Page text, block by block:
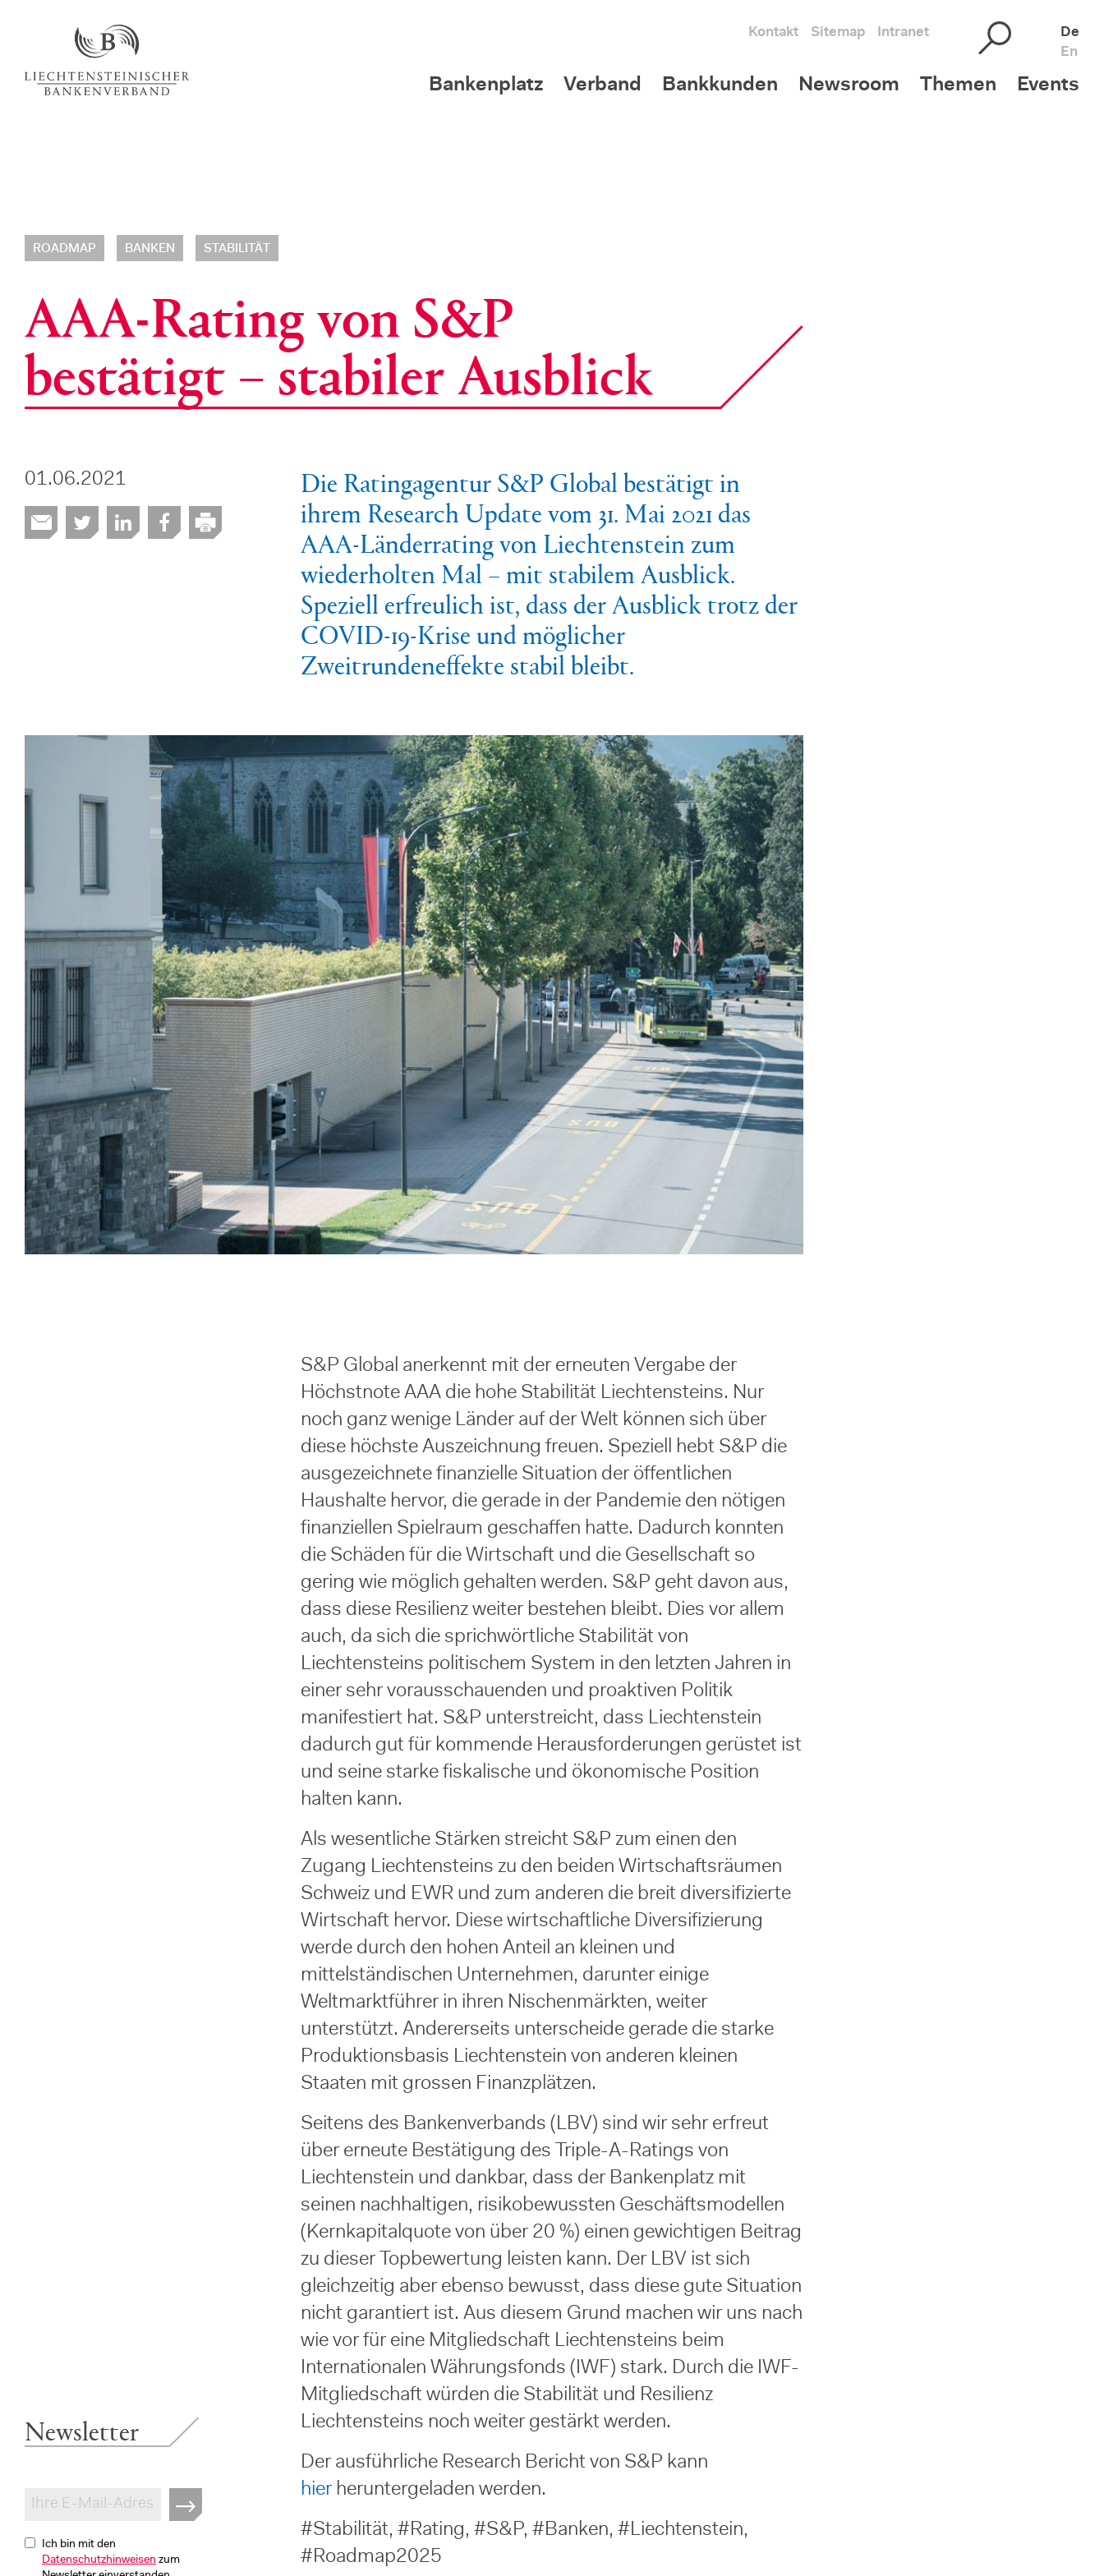
Kontakt Sitemap Intranet
De
En
Bankenplatz Verband Bankkunden Newsroom Themen Events
ROADMAP BANKEN STABILITÄT
AAA-Rating von S&P
bestätigt – stabiler Ausblick
01.06.2021
Die Ratingagentur S&P Global bestätigt in
ihrem Research Update vom 31. Mai 2021 das
AAA-Länderrating von Liechtenstein zum
wiederholten Mal – mit stabilem Ausblick.
Speziell erfreulich ist, dass der Ausblick trotz der
COVID-19-Krise und möglicher
Zweitrundeneffekte stabil bleibt.
Newsletter
Ich bin mit den
Datenschutzhinweisen zum
S&P Global anerkennt mit der erneuten Vergabe der
Höchstnote AAA die hohe Stabilität Liechtensteins. Nur
noch ganz wenige Länder auf der Welt können sich über
diese höchste Auszeichnung freuen. Speziell hebt S&P die
ausgezeichnete finanzielle Situation der öffentlichen
Haushalte hervor, die gerade in der Pandemie den nötigen
finanziellen Spielraum geschaffen hatte. Dadurch konnten
die Schäden für die Wirtschaft und die Gesellschaft so
gering wie möglich gehalten werden. S&P geht davon aus,
dass diese Resilienz weiter bestehen bleibt. Dies vor allem
auch, da sich die sprichwörtliche Stabilität von
Liechtensteins politischem System in den letzten Jahren in
einer sehr vorausschauenden und proaktiven Politik
manifestiert hat. S&P unterstreicht, dass Liechtenstein
dadurch gut für kommende Herausforderungen gerüstet ist
und seine starke fiskalische und ökonomische Position
halten kann.
Als wesentliche Stärken streicht S&P zum einen den
Zugang Liechtensteins zu den beiden Wirtschaftsräumen
Schweiz und EWR und zum anderen die breit diversifizierte
Wirtschaft hervor. Diese wirtschaftliche Diversifizierung
werde durch den hohen Anteil an kleinen und
mittelständischen Unternehmen, darunter einige
Weltmarktführer in ihren Nischenmärkten, weiter
unterstützt. Andererseits unterscheide gerade die starke
Produktionsbasis Liechtenstein von anderen kleinen
Staaten mit grossen Finanzplätzen.
Seitens des Bankenverbands (LBV) sind wir sehr erfreut
über erneute Bestätigung des Triple-A-Ratings von
Liechtenstein und dankbar, dass der Bankenplatz mit
seinen nachhaltigen, risikobewussten Geschäftsmodellen
(Kernkapitalquote von über 20 %) einen gewichtigen Beitrag
zu dieser Topbewertung leisten kann. Der LBV ist sich
gleichzeitig aber ebenso bewusst, dass diese gute Situation
nicht garantiert ist. Aus diesem Grund machen wir uns nach
wie vor für eine Mitgliedschaft Liechtensteins beim
Internationalen Währungsfonds (IWF) stark. Durch die IWF-
Mitgliedschaft würden die Stabilität und Resilienz
Liechtensteins noch weiter gestärkt werden.
Der ausführliche Research Bericht von S&P kann
hierheruntergeladen werden.
#Stabilität, #Rating, #S&P, #Banken, #Liechtenstein,
#Roadmap2025